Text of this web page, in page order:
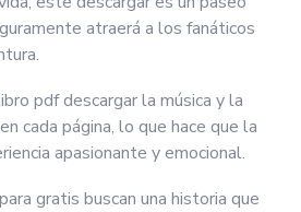
atraerá a los fanáticos
pdf descargar la música y la
cada página, lo que hace que la
apasionante y emocional.
gratis buscan una historia que